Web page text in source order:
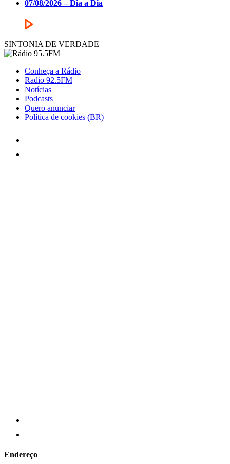
07/08/2026 – Dia a Dia
SINTONIA DE VERDADE
Conheça a Rádio
Radio 92.5FM
Notícias
Podcasts
Quero anunciar
Política de cookies (BR)
Endereço